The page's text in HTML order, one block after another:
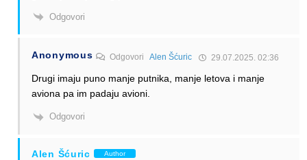
Odgovori
Anonymous OdgovoriAlen Šćuric 29.07.2025. 02:36
Drugi imaju puno manje putnika, manje letova i manje
aviona pa im padaju avioni.
Odgovori
Alen Šćuric Author